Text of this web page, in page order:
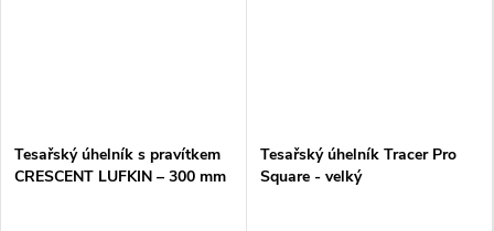
Tesařský úhelník s pravítkem
CRESCENT LUFKIN – 300 mm
Tesařský úhelník Tracer Pro
Square - velký